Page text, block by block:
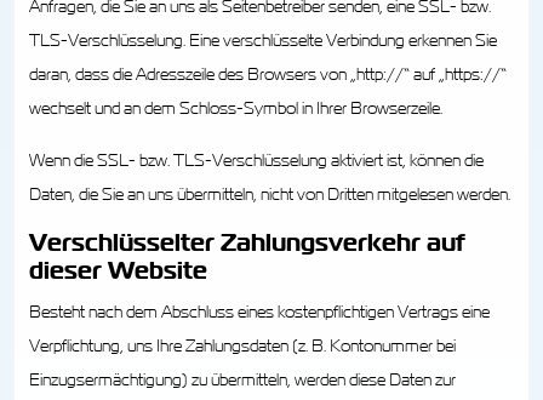
Anfragen, die Sie an uns als Seitenbetreiber senden, eine SSL- bzw.
TLS-Verschlüsselung. Eine verschlüsselte Verbindung erkennen Sie
daran, dass die Adresszeile des Browsers von „http://“ auf „https://“
wechselt und an dem Schloss-Symbol in Ihrer Browserzeile.
Wenn die SSL- bzw. TLS-Verschlüsselung aktiviert ist, können die
Daten, die Sie an uns übermitteln, nicht von Dritten mitgelesen werden.
Verschlüsselter Zahlungsverkehr auf
dieser Website
Besteht nach dem Abschluss eines kostenpflichtigen Vertrags eine
Verpflichtung, uns Ihre Zahlungsdaten (z. B. Kontonummer bei
Einzugsermächtigung) zu übermitteln, werden diese Daten zur